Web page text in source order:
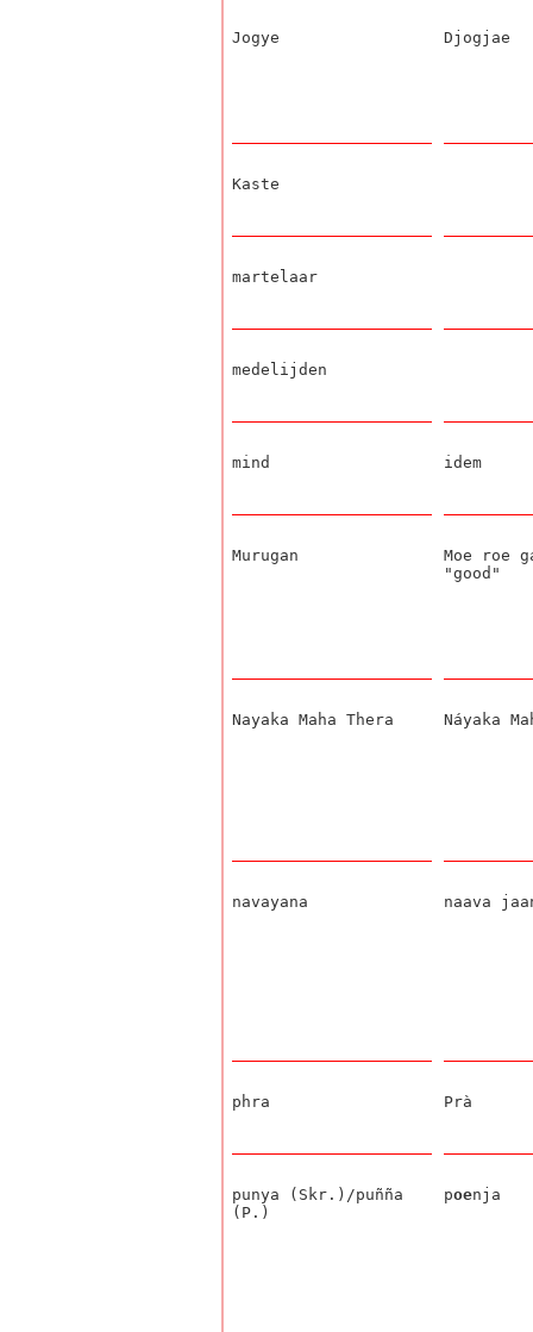
Jogye Djogjae
Kaste
martelaar
medelijden
mind idem
Murugan
Moe roe
"good"
Nayaka Maha Thera Náyaka
navayana naava
phra Prà
punya (Skr.)/puñña
(P.)
poenja